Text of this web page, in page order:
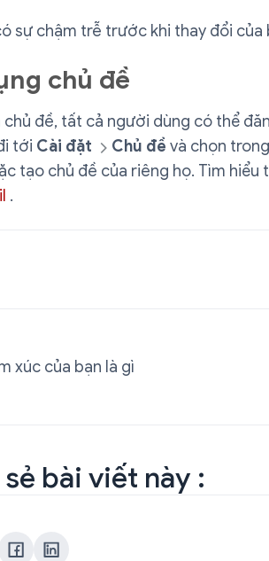
sự chậm trễ trước khi thay đổi của
chủ đề
đề, tất cả người dùng có thể
tới Cài đặt Chủ đề và chọn
tạo chủ đề của riêng họ. Tìm hiểu
.
xúc của bạn là gì
bài viết này :